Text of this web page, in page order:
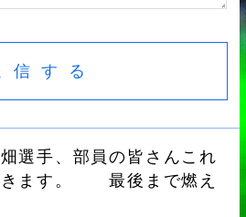
手、部員の皆さんこれ
きます。 最後まで燃え